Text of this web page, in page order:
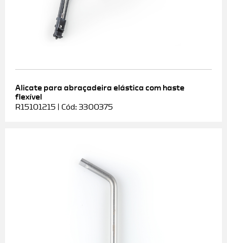
Alicate para abraçadeira elástica com haste
flexível
R15101215 | Cód: 3300375